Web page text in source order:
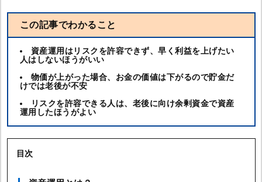
この記事でわかること
資産運用はリスクを許容できず、早く利益を上げたい
人はしないほうがいい
物価が上がった場合、お金の価値は下がるので貯金だ
けでは老後が不安
リスクを許容できる人は、老後に向け余剰資金で資産
運用したほうがよい
目次